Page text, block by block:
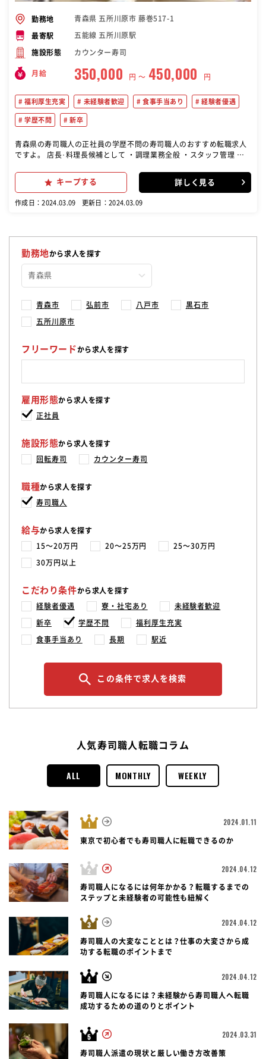
勤務地 青森県 五所川原市 藤巻517-1
最寄駅 五能線 五所川原駅
施設形態 カウンター寿司
月給 350,000 円 〜 450,000 円
福利厚生充実 未経験者歓迎 食事手当あり 経験者優遇
学歴不問 新卒
青森県の寿司職人の正社員の学歴不問の寿司職人のおすすめ転職求人
ですよ。 店長･料理長候補として ・調理業務全般 ・スタッフ管理 ・
キープする 詳しく見る
作成日：2024.03.09 更新日：2024.03.09
勤務地から求人を探す
青森市 弘前市 八戸市 黒石市
五所川原市
フリーワードから求人を探す
雇用形態から求人を探す
正社員
施設形態から求人を探す
回転寿司 カウンター寿司
職種から求人を探す
寿司職人
給与から求人を探す
15〜20万円 20〜25万円 25〜30万円
30万円以上
こだわり条件から求人を探す
経験者優遇 寮・社宅あり 未経験者歓迎
新卒 学歴不問 福利厚生充実
食事手当あり 長期 駅近
この条件で求人を検索
人気寿司職人転職コラム
ALL MONTHLY WEEKLY
2024.01.11
東京で初心者でも寿司職人に転職できるのか
2024.04.12
寿司職人になるには何年かかる？転職するまでの
ステップと未経験者の可能性も紐解く
2024.04.12
寿司職人の大変なこととは？仕事の大変さから成
功する転職のポイントまで
2024.04.12
寿司職人になるには？未経験から寿司職人へ転職
成功するための道のりとポイント
2024.03.31
寿司職人派遣の現状と厳しい働き方改善策